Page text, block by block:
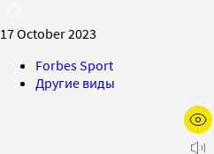
17 October 2023
Forbes Sport
Другие виды